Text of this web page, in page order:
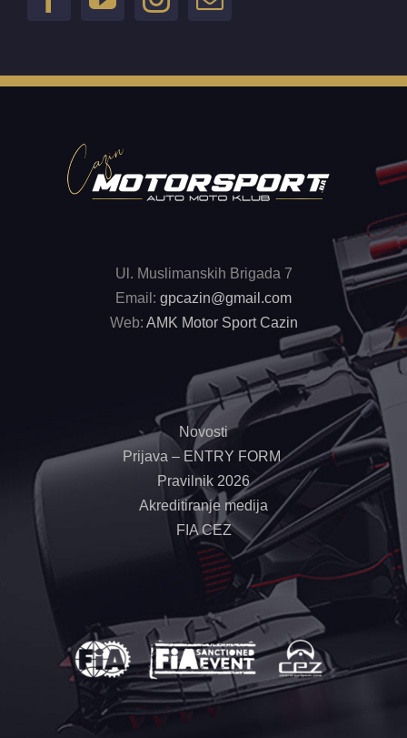
Ul. Muslimanskih Brigada 7
Email: gpcazin@gmail.com
Web: AMK Motor Sport Cazin
Novosti
Prijava – ENTRY FORM
Pravilnik 2026
Akreditiranje medija
FIA CEZ